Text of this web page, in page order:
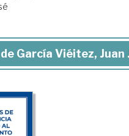
García Viéitez, Juan